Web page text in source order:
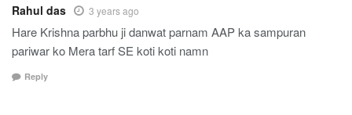
Rahul das 3 years ago
Hare Krishna parbhu ji danwat parnam AAP ka sampuran
pariwar ko Mera tarf SE koti koti namn
Reply